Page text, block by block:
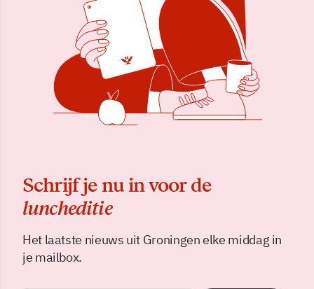
Schrijf je nu in voor de
luncheditie
Het laatste nieuws uit Groningen elke middag in
je mailbox.